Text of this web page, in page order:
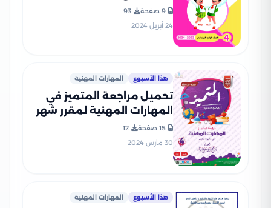
للصف الرابع الابتدائي مع
إجاباتها النموذجية
9 صفحة
93
24 أبريل 2024
هذا الأسبوع المهارات المهنية
تحميل مراجعة المتميز في
المهارات المهنية لمقرر شهر
مارس للصف الرابع الابتدائي
(شرح + بنك أسئلة)
15 صفحة
12
30 مارس 2024
هذا الأسبوع المهارات المهنية